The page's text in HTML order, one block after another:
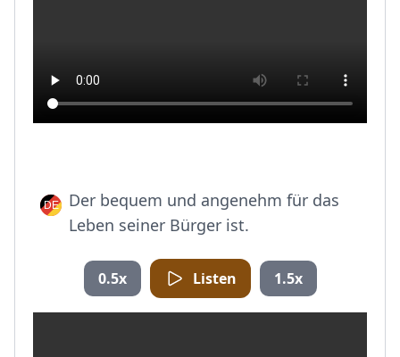
Der bequem und angenehm für das
Leben seiner Bürger ist.
0.5x Listen 1.5x